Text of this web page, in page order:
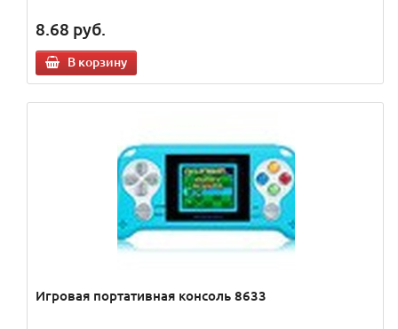
8.68 руб.
В корзину
Игровая портативная консоль 8633